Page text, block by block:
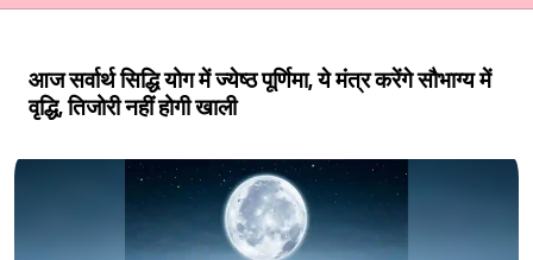
आज सर्वार्थ सिद्धि योग में ज्येष्ठ पूर्णिमा, ये मंत्र करेंगे सौभाग्य में
वृद्धि, तिजोरी नहीं होगी खाली